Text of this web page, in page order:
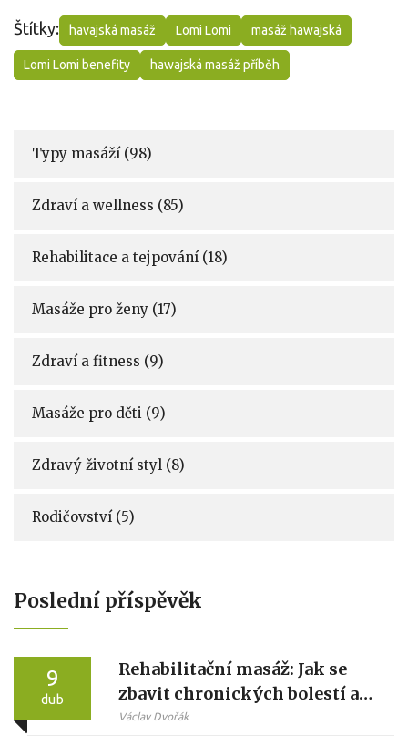
Štítky: havajská masáž Lomi Lomi masáž hawajská
Lomi Lomi benefity hawajská masáž příběh
Typy masáží (98)
Zdraví a wellness (85)
Rehabilitace a tejpování (18)
Masáže pro ženy (17)
Zdraví a fitness (9)
Masáže pro děti (9)
Zdravý životní styl (8)
Rodičovství (5)
Poslední příspěvěk
9
dub
Rehabilitační masáž: Jak se
zbavit chronických bolestí a
vrátit se do formy
Václav Dvořák